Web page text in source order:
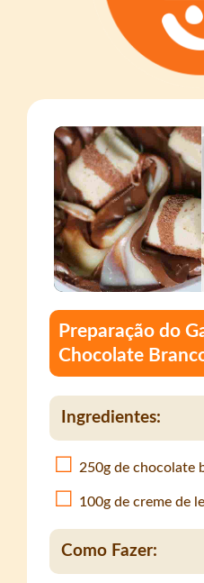
Preparação do
Chocolate
Ingredientes:
250g de chocolate
100g de creme de
Como Fazer: